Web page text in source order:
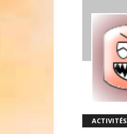
ACTIVITÉS